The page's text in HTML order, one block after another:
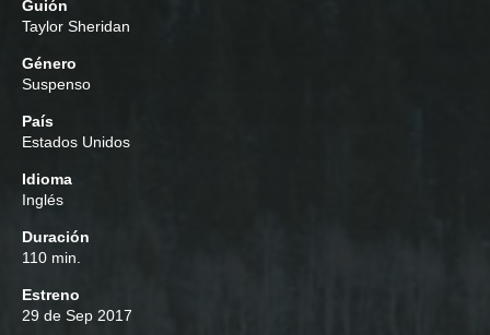
Guión
Taylor Sheridan
Género
Suspenso
País
Estados Unidos
Idioma
Inglés
Duración
110 min.
Estreno
29 de Sep 2017